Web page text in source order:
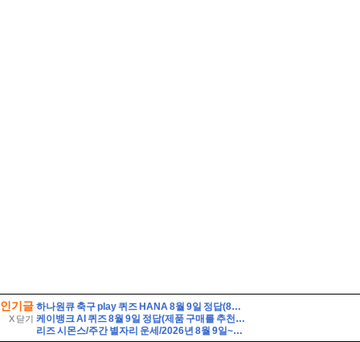
인기글
X 닫기
하나원큐 축구 play 퀴즈 HANA 8월 9일 정답(8월 8일(토), K리그1, 2 소속 14팀이 펼친 경기는 총 몇 경기일까요?)
케이뱅크 AI 퀴즈 8월 9일 정답(제품 구매를 추천하는 대신, 제품의 단점까지 솔직하게 리뷰하여 과소비를 경계하는 인플루언서 유형은?)
리즈 시몬스/주간 별자리 운세/2026년 8월 9일~8월 15일/물병·물고기·양·황소자리